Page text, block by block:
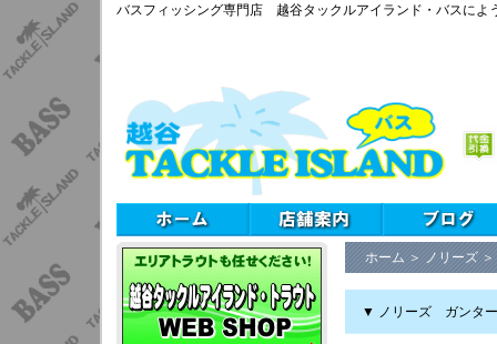
バスフィッシング専門店 越谷タックルアイランド・バスによ
ホーム ＞ ノリーズ ＞
▼ ノリーズ ガンタ